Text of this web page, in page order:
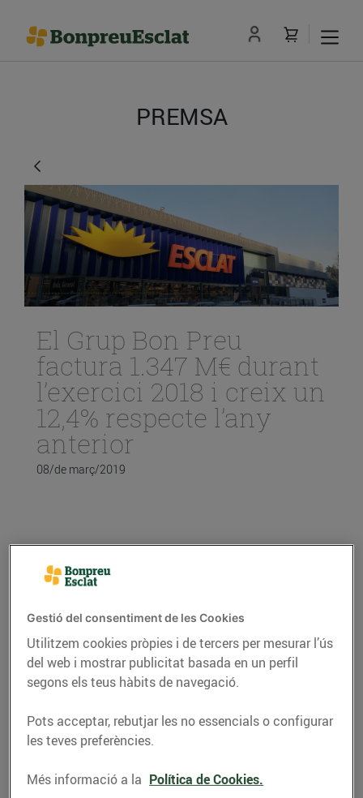
PREMSA
El Grup Bon Preu
factura 1.347 M€ durant
l’exercici 2018 i creix un
12,4% respecte l’any
anterior
08/de març/2019
facturació durant l’exercici, el que suposa
un creixement del 12,4%
accelerat el ritme de creixement amb
l’obertura de 9 nous establiments i
l’impuls al servei de compra online amb el
en marxa de l’entrega a domicili,
emmarcats dins la transformació digital
de la companyia.
Gestió del consentiment de les Cookies
Utilitzem cookies pròpies i de tercers per mesurar l’ús
del web i mostrar publicitat basada en un perfil
segons els teus hàbits de navegació.
Pots acceptar, rebutjar les no essencials o configurar
les teves preferències.
Més informació a la Política de Cookies.